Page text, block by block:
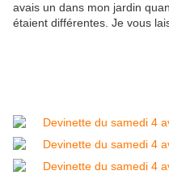
avais un dans mon jardin
étaient différentes. Je vous